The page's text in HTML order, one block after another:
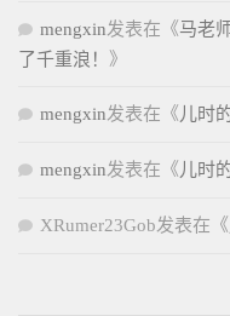
mengxin发表在《马老
了千重浪！ 》
mengxin发表在《 儿时
mengxin发表在《 儿时
XRumer23Gob发表在《